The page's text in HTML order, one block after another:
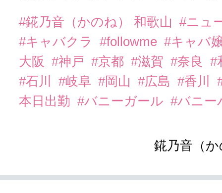
#錵乃音（かのね） 和歌山
#ニュ
#キャバクラ
#followme #キャバ
大阪
#神戸 #京都 #滋賀 #奈良
#
#石川
#岐阜 #岡山 #広島 #香川
本日出勤 #バニーガール #バニ
錵乃音（